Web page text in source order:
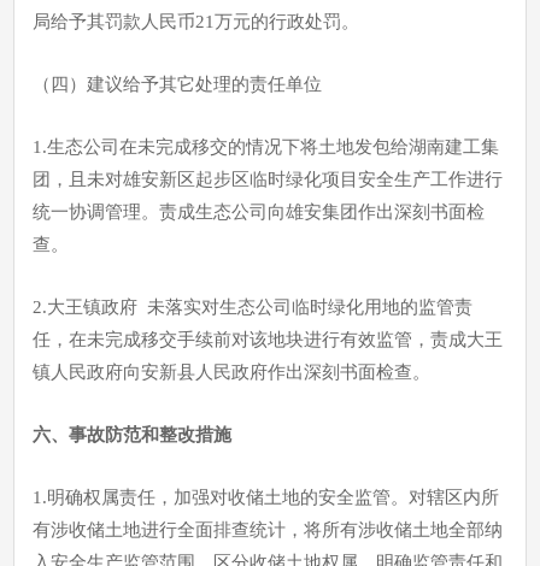
局给予其罚款人民币21万元的行政处罚。
（四）建议给予其它处理的责任单位
1.生态公司在未完成移交的情况下将土地发包给湖南建工集
团，且未对雄安新区起步区临时绿化项目安全生产工作进行
统一协调管理。责成生态公司向雄安集团作出深刻书面检
查。
2.大王镇政府 未落实对生态公司临时绿化用地的监管责
任，在未完成移交手续前对该地块进行有效监管，责成大王
镇人民政府向安新县人民政府作出深刻书面检查。
六、事故防范和整改措施
1.明确权属责任，加强对收储土地的安全监管。对辖区内所
有涉收储土地进行全面排查统计，将所有涉收储土地全部纳